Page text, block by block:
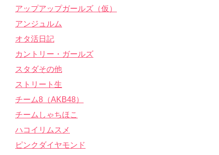
アップアップガールズ（仮）
アンジュルム
オタ活日記
カントリー・ガールズ
スタダその他
ストリート生
チーム8（AKB48）
チームしゃちほこ
ハコイリムスメ
ピンクダイヤモンド